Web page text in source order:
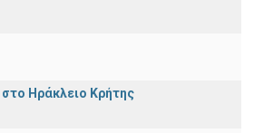
Ηράκλειο Κρήτης